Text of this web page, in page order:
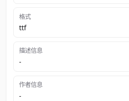
格式
ttf
描述信息
-
作者信息
-